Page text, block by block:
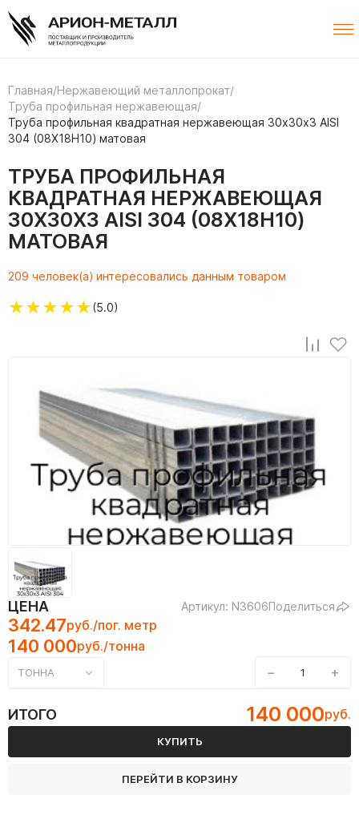
Главная/Нержавеющий металлопрокат/
Труба профильная нержавеющая/
Труба профильная квадратная нержавеющая 30х30х3 AISI
304 (08Х18Н10) матовая
ТРУБА ПРОФИЛЬНАЯ
КВАДРАТНАЯ НЕРЖАВЕЮЩАЯ
30Х30Х3 AISI 304 (08Х18Н10)
МАТОВАЯ
209 человек(а) интересовались данным товаром
★★★★★(5.0)
ЦЕНА Артикул: N3606Поделиться
342.47руб./пог. метр
140 000руб./тонна
ТОННА − +
ИТОГО 140 000руб.
КУПИТЬ
ПЕРЕЙТИ В КОРЗИНУ